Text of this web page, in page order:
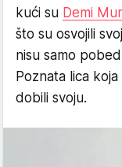
kući su Demi
što su osvojili
nisu samo
Poznata lica
dobili svoju.